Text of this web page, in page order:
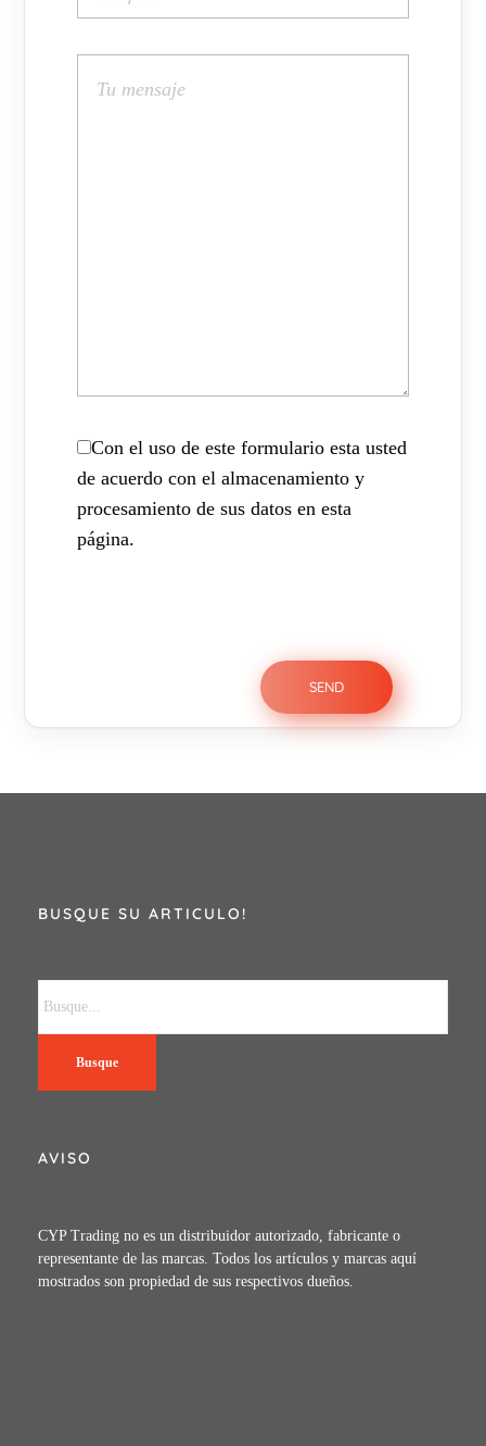
Con el uso de este formulario esta usted
de acuerdo con el almacenamiento y
procesamiento de sus datos en esta
página.
BUSQUE SU ARTICULO!
Busque
AVISO
CYP Trading no es un distribuidor autorizado, fabricante o
representante de las marcas. Todos los artículos y marcas aquí
mostrados son propiedad de sus respectivos dueños.